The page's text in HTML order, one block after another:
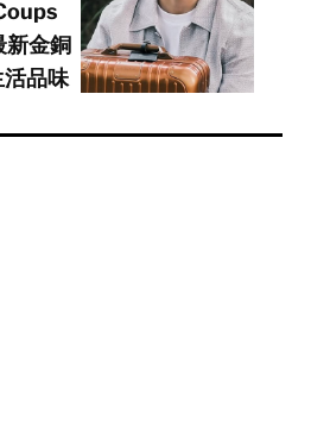
新金銅
品味